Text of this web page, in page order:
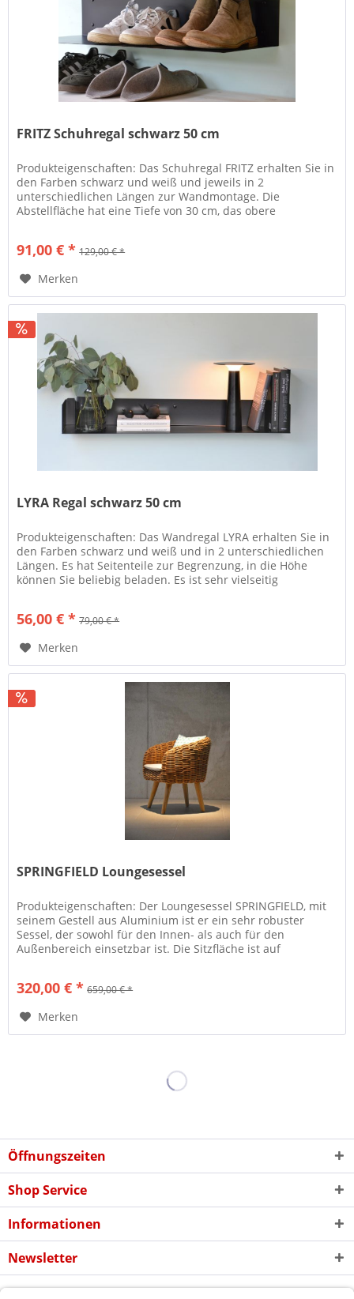
FRITZ Schuhregal schwarz 50 cm
Produkteigenschaften: Das Schuhregal FRITZ erhalten Sie in
den Farben schwarz und weiß und jeweils in 2
unterschiedlichen Längen zur Wandmontage. Die
Abstellfläche hat eine Tiefe von 30 cm, das obere
91,00 € * 129,00 € *
Merken
LYRA Regal schwarz 50 cm
Produkteigenschaften: Das Wandregal LYRA erhalten Sie in
den Farben schwarz und weiß und in 2 unterschiedlichen
Längen. Es hat Seitenteile zur Begrenzung, in die Höhe
können Sie beliebig beladen. Es ist sehr vielseitig
56,00 € * 79,00 € *
Merken
SPRINGFIELD Loungesessel
Produkteigenschaften: Der Loungesessel SPRINGFIELD, mit
seinem Gestell aus Aluminium ist er ein sehr robuster
Sessel, der sowohl für den Innen- als auch für den
Außenbereich einsetzbar ist. Die Sitzfläche ist auf
320,00 € * 659,00 € *
Merken
Öffnungszeiten
Shop Service
Informationen
Newsletter